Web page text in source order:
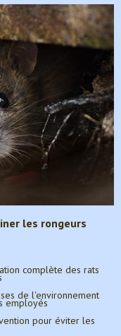
les rongeurs
complète des rats
de l'environnement
employés
pour éviter les